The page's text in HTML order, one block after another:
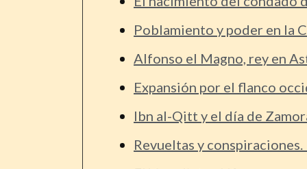
Poblamiento y poder en la
Alfonso el Magno, rey en
Expansión por el flanco
Ibn al-Qitt y el día de
Revueltas y